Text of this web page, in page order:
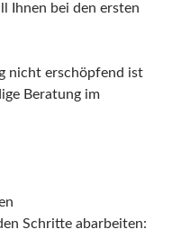
Ihnen bei den ersten
nicht erschöpfend ist
Beratung im
Schritte abarbeiten: